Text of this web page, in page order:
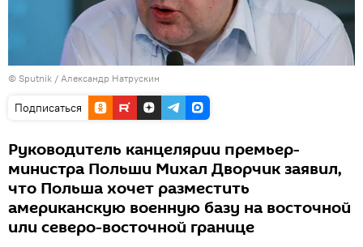
© Sputnik / Александр Натрускин
Подписаться
Руководитель канцелярии премьер-
министра Польши Михал Дворчик заявил,
что Польша хочет разместить
американскую военную базу на восточной
или северо-восточной границе